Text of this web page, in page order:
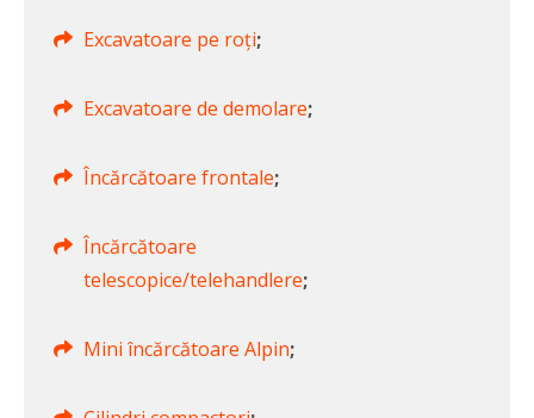
Excavatoare pe roți;
Excavatoare de demolare;
Încărcătoare frontale;
Încărcătoare
telescopice/telehandlere;
Mini încărcătoare Alpin;